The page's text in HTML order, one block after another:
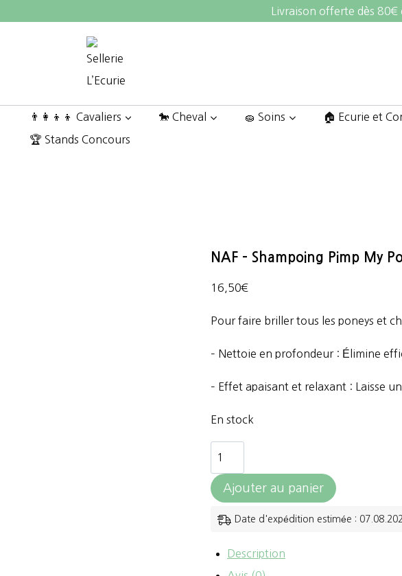
Livraison offerte dès
👨‍👩‍👦‍👦 Cavaliers 🐎 Cheval 🧽 Soins 🏠 Ecurie et
🏆 Stands Concours
NAF – Shampoing Pimp My
16,50€
Pour faire briller tous les poneys et
– Nettoie en profondeur : Élimine
– Effet apaisant et relaxant : Laisse
En stock
quantité
de
NAF
Pimp
Ajouter au panier
Date d'expédition estimée :
Description